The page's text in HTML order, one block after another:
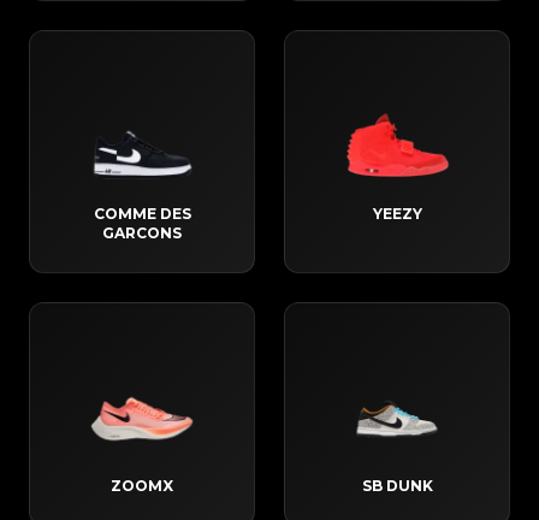
COMME DES
GARCONS
YEEZY
ZOOMX SB DUNK